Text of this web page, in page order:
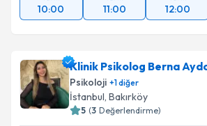
10:00 11:00 12:00
Klinik Psikolog Berna
Psikoloji +1diğer
İstanbul, Bakırköy
5 (3 Değerlendirme)